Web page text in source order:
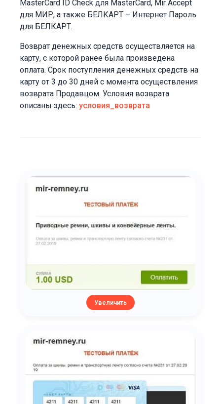
MasterCard ID Check для MasterCard, Mir Accept
для МИР, а также БЕЛКАРТ – Интернет Пароль
для БЕЛКАРТ.
Возврат денежных средств осуществляется на
карту, с которой ранее была произведена
оплата. Срок поступления денежных средств на
карту от 3 до 30 дней с момента осуществления
возврата Продавцом. Условия возврата
описаны здесь: условия_возврата
Увеличить